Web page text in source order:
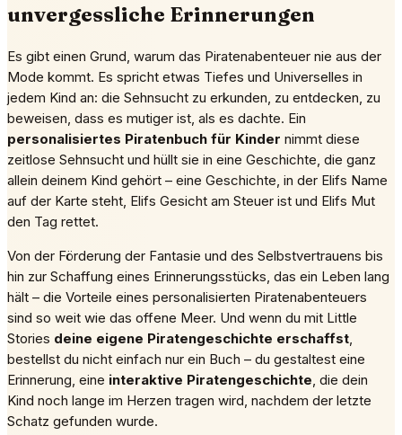
unvergessliche Erinnerungen
Es gibt einen Grund, warum das Piratenabenteuer nie aus der
Mode kommt. Es spricht etwas Tiefes und Universelles in
jedem Kind an: die Sehnsucht zu erkunden, zu entdecken, zu
beweisen, dass es mutiger ist, als es dachte. Ein
personalisiertes Piratenbuch für Kinder nimmt diese
zeitlose Sehnsucht und hüllt sie in eine Geschichte, die ganz
allein deinem Kind gehört – eine Geschichte, in der Elifs Name
auf der Karte steht, Elifs Gesicht am Steuer ist und Elifs Mut
den Tag rettet.
Von der Förderung der Fantasie und des Selbstvertrauens bis
hin zur Schaffung eines Erinnerungsstücks, das ein Leben lang
hält – die Vorteile eines personalisierten Piratenabenteuers
sind so weit wie das offene Meer. Und wenn du mit Little
Stories deine eigene Piratengeschichte erschaffst,
bestellst du nicht einfach nur ein Buch – du gestaltest eine
Erinnerung, eine interaktive Piratengeschichte, die dein
Kind noch lange im Herzen tragen wird, nachdem der letzte
Schatz gefunden wurde.